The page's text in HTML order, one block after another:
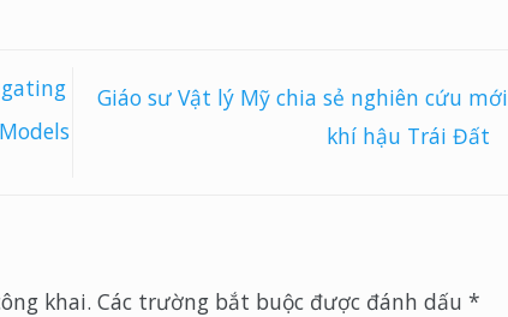
Giáo sư Vật lý Mỹ chia sẻ nghiên cứu
khí hậu Trái Đất
khai. Các trường bắt buộc được đánh dấu *